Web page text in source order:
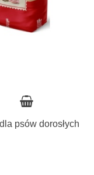
psów dorosłych